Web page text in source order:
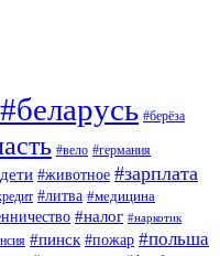
#беларусь #берёза
#вело #германия
#животное #зарплата
#литва #медицина
#налог #наркотик
#пинск #пожар #польша